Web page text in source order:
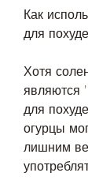
Как
для
Хотя
являются
для
огурцы
лишним